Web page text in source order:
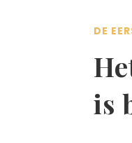
DE
is